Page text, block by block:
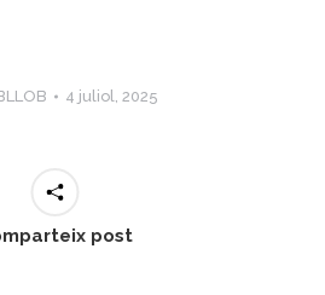
4 juliol, 2025
post